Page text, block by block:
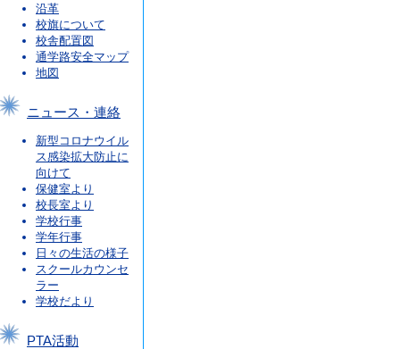
沿革
校旗について
校舎配置図
通学路安全マップ
地図
ニュース・連絡
新型コロナウイル
ス感染拡大防止に
向けて
保健室より
校長室より
学校行事
学年行事
日々の生活の様子
スクールカウンセ
ラー
学校だより
PTA活動